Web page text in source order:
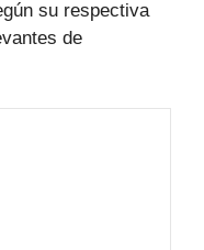
su respectiva
de